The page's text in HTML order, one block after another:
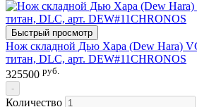
Быстрый просмотр
Нож складной Дью Хара (Dew Hara)
титан, DLC, арт. DEW#11CHRONOS
325500 руб.
-
Количество